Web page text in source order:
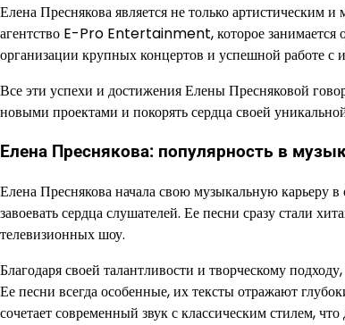
Елена Преснякова является не только артистическим
агентство E-Pro Entertainment, которое занимается
организации крупных концертов и успешной работе с
Все эти успехи и достижения Елены Пресняковой
новыми проектами и покорять сердца своей
Елена Преснякова: популярность в
Елена Преснякова начала свою музыкальную
завоевать сердца слушателей. Ее песни сразу стали
телевизионных шоу.
Благодаря своей талантливости и творческому
Ее песни всегда особенные, их тексты отражают
сочетает современный звук с классическим стилем,